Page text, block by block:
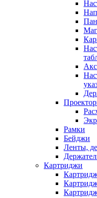
Рамки
Бейджи
Ленты,
Картриджи